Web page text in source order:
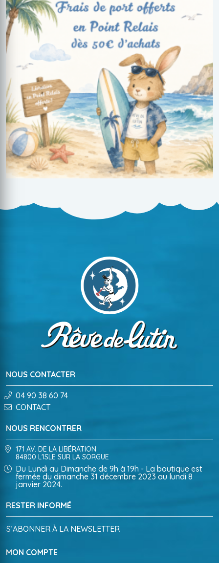
NOUS CONTACTER
04 90 38 60 74
CONTACT
RESTER INFORMÉ
S’ABONNER À LA NEWSLETTER
MON COMPTE
NOUS RENCONTRER
171 AV. DE LA LIBÉRATION
84800 L'ISLE SUR LA SORGUE
Du Lundi au Dimanche de 9h à 19h - La boutique est
fermée du dimanche 31 décembre 2023 au lundi 8
janvier 2024.